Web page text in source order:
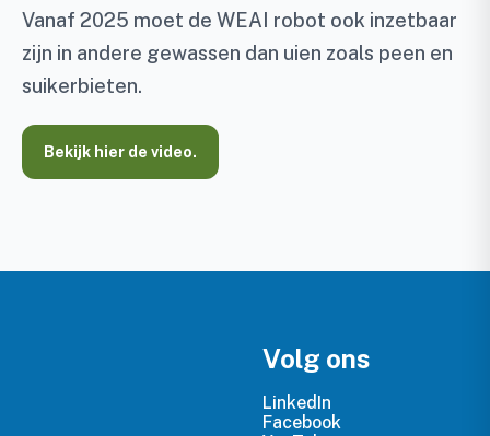
Vanaf 2025 moet de WEAI robot ook inzetbaar
zijn in andere gewassen dan uien zoals peen en
suikerbieten.
Bekijk hier de video.
Volg ons
LinkedIn
Facebook